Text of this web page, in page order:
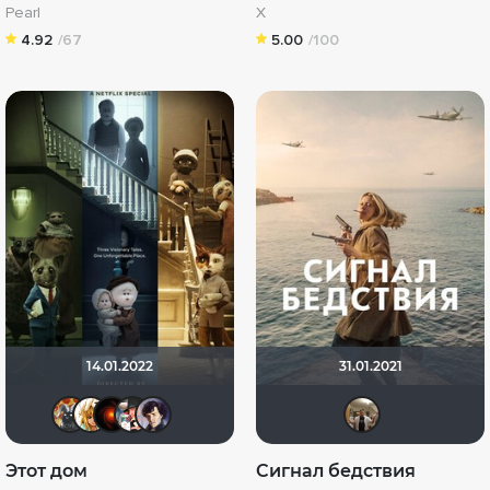
Pearl
4.92 /67
X
5.00 /100
14.01.2022
Афоня Дуркоnothingtown_hero
Этот дом
31.01.2021
Сигнал бедствия